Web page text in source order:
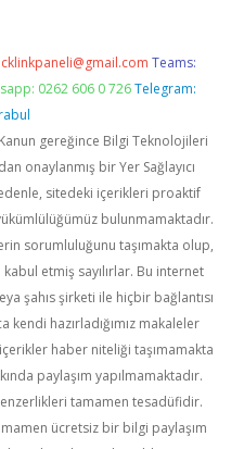
Teams:
0262 606 0 726 Telegram:
Kanun gereğince Bilgi Teknolojileri
onaylanmış bir Yer Sağlayıcı
sitedeki içerikleri proaktif
bulunmamaktadır.
sorumluluğunu taşımakta olup,
etmiş sayılırlar. Bu internet
şahıs şirketi ile hiçbir bağlantısı
kendi hazırladığımız makaleler
haber niteliği taşımamakta
paylaşım yapılmamaktadır.
tamamen tesadüfidir.
ücretsiz bir bilgi paylaşım